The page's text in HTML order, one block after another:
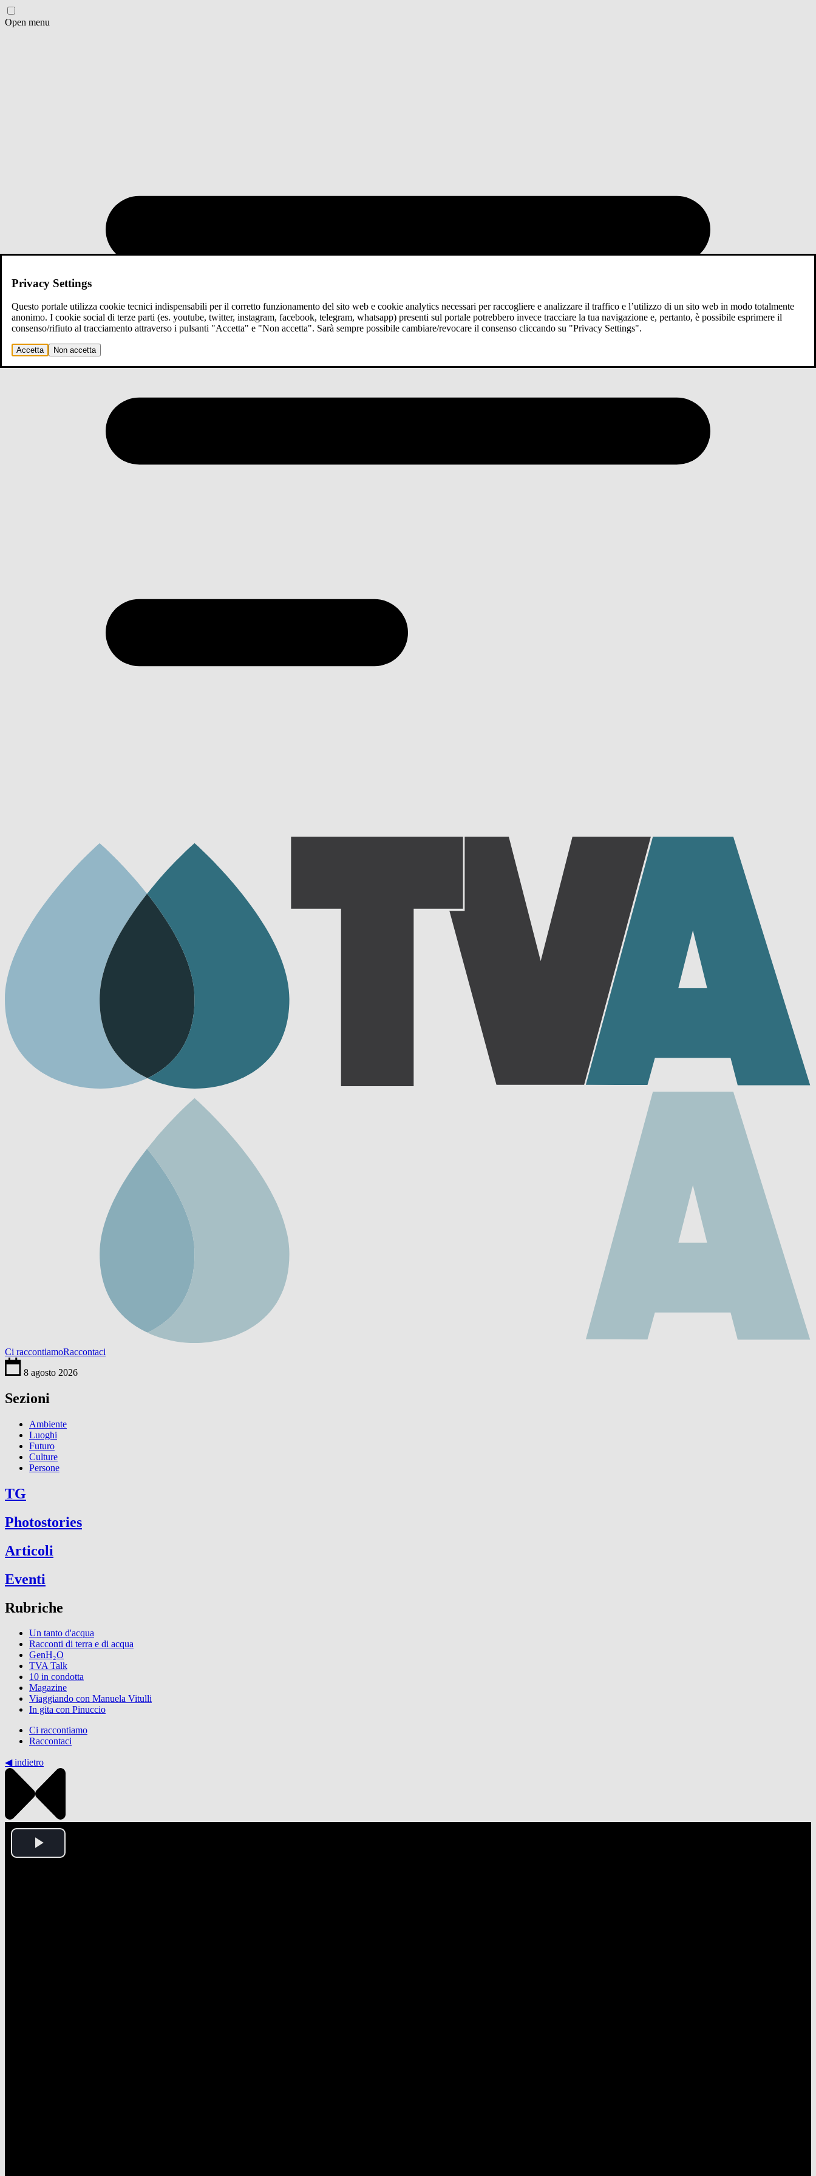
Open menu
Ci raccontiamoRaccontaci
8 agosto 2026
Sezioni
Ambiente
Luoghi
Futuro
Culture
Persone
TG
Photostories
Articoli
Eventi
Rubriche
Un tanto d'acqua
Racconti di terra e di acqua
GenH₂O
TVA Talk
10 in condotta
Magazine
Viaggiando con Manuela Vitulli
In gita con Pinuccio
Ci raccontiamo
Raccontaci
◀︎ indietro
Play
Privacy Settings
Questo portale utilizza cookie tecnici indispensabili per il corretto funzionamento del sito web e cookie analytics necessari per raccogliere e analizzare il traffico e l’utilizzo di un sito web in modo totalmente
anonimo. I cookie social di terze parti (es. youtube, twitter, instagram, facebook, telegram, whatsapp) presenti sul portale potrebbero invece tracciare la tua navigazione e, pertanto, è possibile esprimere il
consenso/rifiuto al tracciamento attraverso i pulsanti "Accetta" e "Non accetta". Sarà sempre possibile cambiare/revocare il consenso cliccando su "Privacy Settings".
Accetta Non accetta